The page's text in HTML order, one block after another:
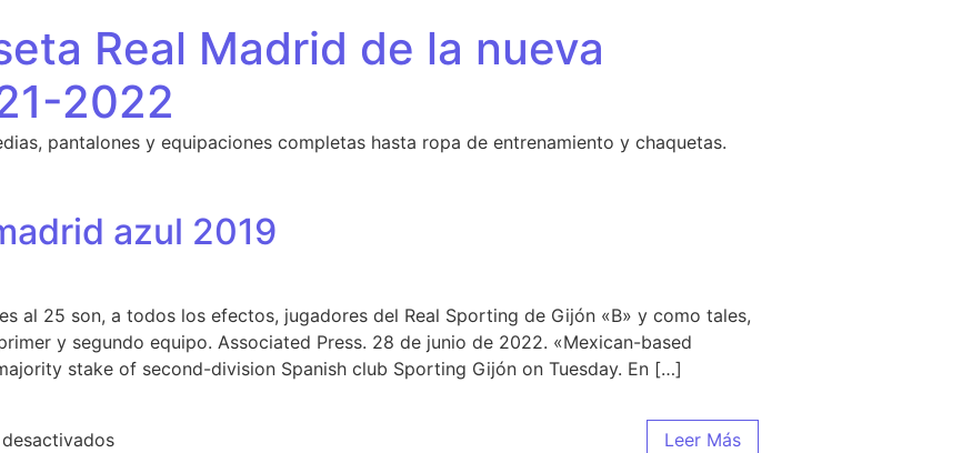
Real Madrid de la nueva
2022
pantalones y equipaciones completas hasta ropa de entrenamiento y chaquetas.
azul 2019
al 25 son, a todos los efectos, jugadores del Real Sporting de Gijón «B» y como tales,
y segundo equipo. Associated Press. 28 de junio de 2022. «Mexican-based
stake of second-division Spanish club Sporting Gijón on Tuesday. En […]
en camiseta del real madrid azul 2019 Leer Más